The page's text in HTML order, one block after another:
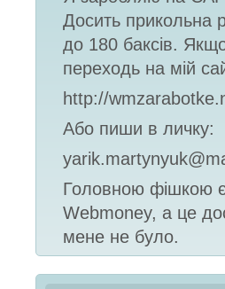
Досить прикольна
до 180 баксів.
переходь на мій
http://
Або пиши в личку:
Головною фішкою
Webmoney, а це
мене не було.